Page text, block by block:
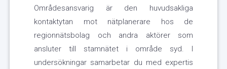
Områdesansvarig är den huvudsakliga
kontaktytan mot nätplanerare hos de
regionnätsbolag och andra aktörer som
ansluter till stamnätet i område syd. I
undersökningar samarbetar du med expertis